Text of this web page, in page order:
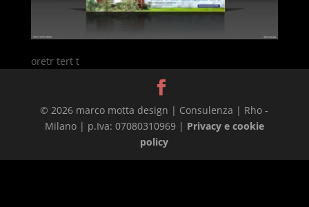
oretr tert t
© 2026 marco motta design | Consulenza | Rho -
Milano | p.Iva: 07080310969 | Privacy e cookie
policy